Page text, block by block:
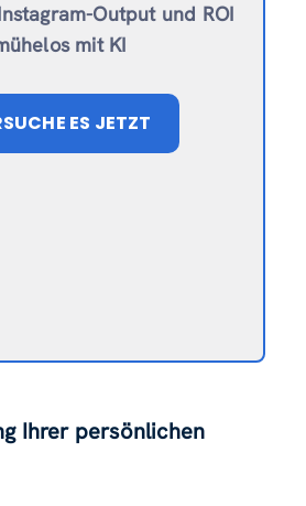
Output und ROI
mit KI
ES JETZT
Ihrer persönlichen